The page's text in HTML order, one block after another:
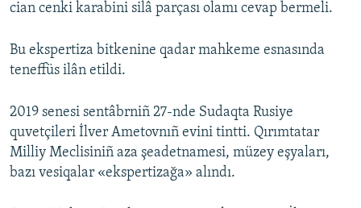
cian cenki karabini silâ parçası olamı cevap bermeli.
Bu ekspertiza bitkenine qadar mahkeme esnasında
teneffüs ilân etildi.
2019 senesi sentâbrniñ 27-nde Sudaqta Rusiye
quvetçileri İlver Ametovnıñ evini tintti. Qırımtatar
Milliy Meclisiniñ aza şeadetnamesi, müzey eşyaları,
bazı vesiqalar «ekspertizağa» alındı.